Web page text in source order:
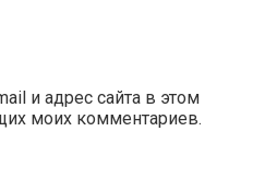
и адрес сайта в этом
моих комментариев.